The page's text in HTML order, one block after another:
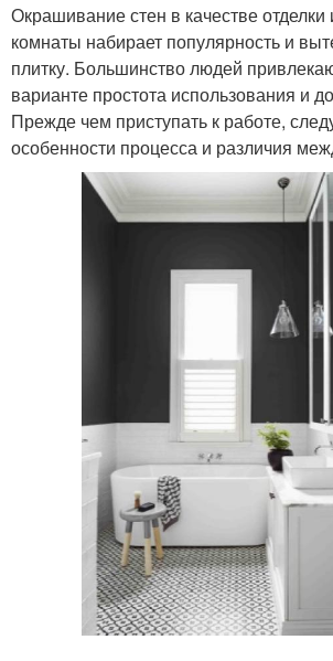
Окрашивание стен в качестве
комнаты набирает популярность и
плитку. Большинство людей
варианте простота использования и
Прежде чем приступать к работе,
особенности процесса и различия